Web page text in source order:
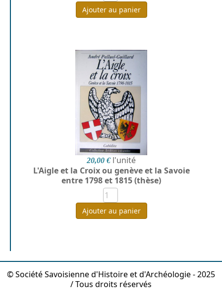
Ajouter au panier
20,00 € l'unité
L'Aigle et la Croix ou genève et la Savoie
entre 1798 et 1815 (thèse)
Ajouter au panier
© Société Savoisienne d'Histoire et d'Archéologie - 2025
/ Tous droits réservés